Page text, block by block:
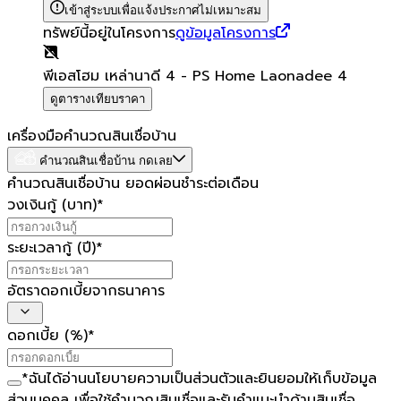
เข้าสู่ระบบเพื่อแจ้งประกาศไม่เหมาะสม
ทรัพย์นี้อยู่ในโครงการดูข้อมูลโครงการ
พีเอสโฮม เหล่านาดี 4 - PS Home Laonadee 4
ดูตารางเทียบราคา
เครื่องมือคำนวณสินเชื่อบ้าน
คำนวณสินเชื่อบ้าน กดเลย
คำนวณสินเชื่อบ้าน ยอดผ่อนชำระต่อเดือน
วงเงินกู้ (บาท)*
ระยะเวลากู้ (ปี)*
อัตราดอกเบี้ยจากธนาคาร
ดอกเบี้ย (%)*
*ฉันได้อ่านนโยบายความเป็นส่วนตัวและยินยอมให้เก็บข้อมูล